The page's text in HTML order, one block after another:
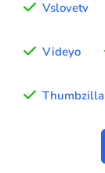
Vslovetv
Videyo
Thumbzilla